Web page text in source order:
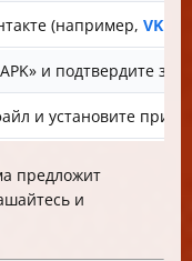
(например, VK
и подтвердите
и установите
предложит
и